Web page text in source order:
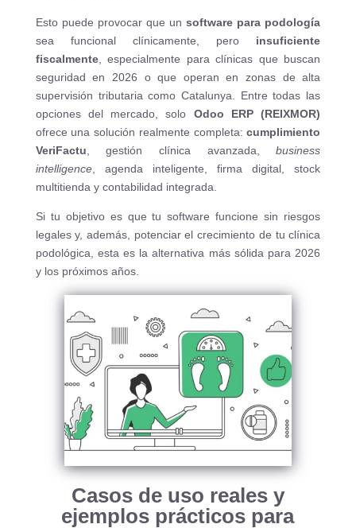
Esto puede provocar que unsoftware para podología
sea funcional clínicamente, pero insuficiente
fiscalmente, especialmente para clínicas que buscan
seguridad en 2026 o que operan en zonas de alta
supervisión tributaria como Catalunya. Entre todas las
opciones del mercado, solo Odoo ERP (REIXMOR)
ofrece una solución realmente completa:cumplimiento
VeriFactu, gestión clínica avanzada,business
intelligence, agenda inteligente, firma digital, stock
multitienda y contabilidad integrada.
Si tu objetivo es que tu software funcione sin riesgos
legales y, además, potenciar el crecimiento de tu clínica
podológica, esta es la alternativa más sólida para 2026
y los próximos años.
Casos de uso reales y
ejemplos prácticos para